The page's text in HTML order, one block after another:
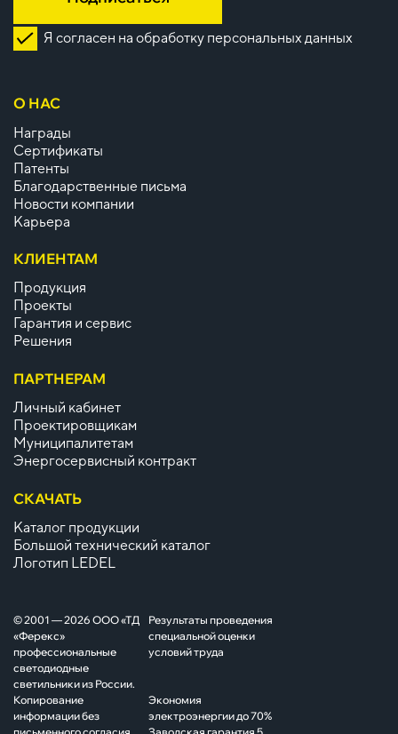
Я согласен на обработку персональных данных
О НАС
Награды
Сертификаты
Патенты
Благодарственные письма
Новости компании
Карьера
КЛИЕНТАМ
Продукция
Проекты
Гарантия и сервис
Решения
ПАРТНЕРАМ
Личный кабинет
Проектировщикам
Муниципалитетам
Энергосервисный контракт
СКАЧАТЬ
Каталог продукции
Большой технический каталог
Логотип LEDEL
© 2001 — 2026 ООО «ТД
«Ферекс»
профессиональные
светодиодные
светильники из России.
Результаты проведения
специальной оценки
условий труда
Копирование
информации без
Экономия
электроэнергии до 70%